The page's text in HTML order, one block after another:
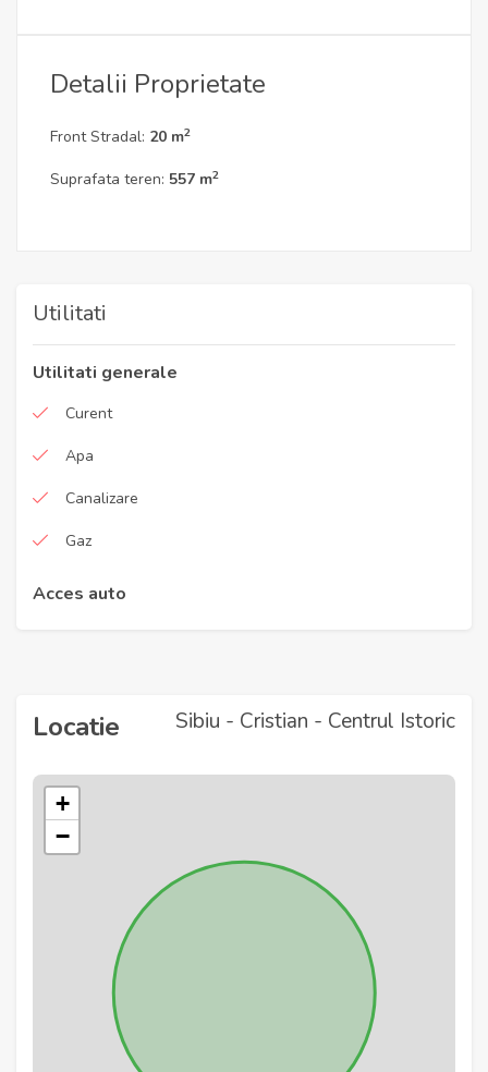
Detalii Proprietate
Front Stradal: 20 m2
Suprafata teren: 557 m2
Utilitati
Utilitati generale
Curent
Apa
Canalizare
Gaz
Acces auto
Locatie Sibiu - Cristian - Centrul Istoric
+
−